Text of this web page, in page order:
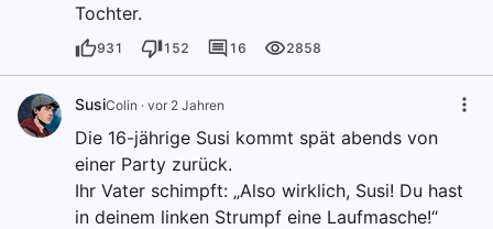
Tochter.
931 152 16 2858
SusiColin · vor 2 Jahren
Die 16-jährige Susi kommt spät abends von
einer Party zurück.
Ihr Vater schimpft: „Also wirklich, Susi! Du hast
in deinem linken Strumpf eine Laufmasche!“